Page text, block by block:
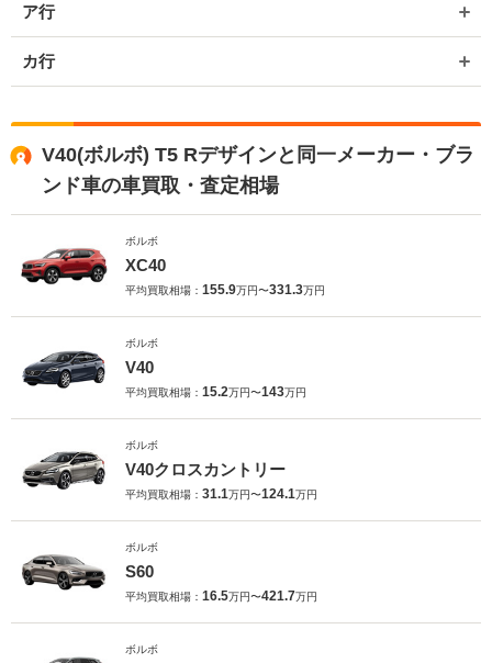
ア行
カ行
V40(ボルボ) T5 Rデザインと同一メーカー・ブラ
ンド車の車買取・査定相場
ボルボ
XC40
平均買取相場： 155.9万円〜331.3万円
ボルボ
V40
平均買取相場： 15.2万円〜143万円
ボルボ
V40クロスカントリー
平均買取相場： 31.1万円〜124.1万円
ボルボ
S60
平均買取相場： 16.5万円〜421.7万円
ボルボ